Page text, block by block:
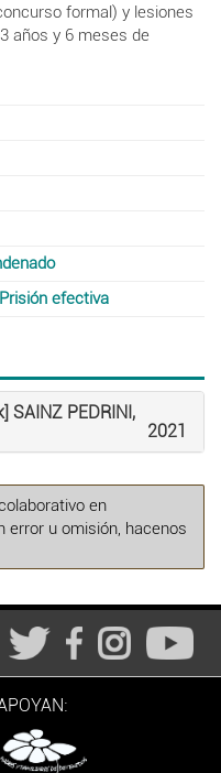
formal) y lesiones
años y 6 meses de
Prisión efectiva
SAINZ PEDRINI,
2021
en
error u omisión, hacenos